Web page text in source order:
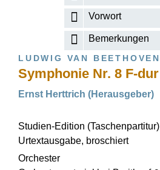
Vorwort
Bemerkungen
LUDWIG VAN BEETHOVEN
Symphonie Nr. 8 F-
Ernst Herttrich (Herausgeber)
Studien-Edition
Urtextausgabe, broschiert
Orchester